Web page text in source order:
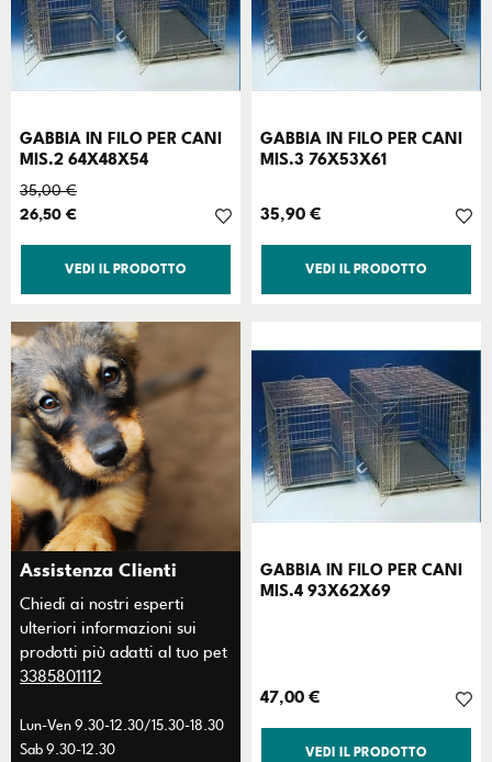
GABBIA IN FILO PER CANI
MIS.2 64X48X54
Prezzo base
35,00 €
Prezzo
26,50 €
VEDI IL PRODOTTO
GABBIA IN FILO PER CANI
MIS.3 76X53X61
Prezzo
35,90 €
VEDI IL PRODOTTO
Assistenza Clienti
Chiedi ai nostri esperti
ulteriori informazioni sui
prodotti più adatti al tuo pet
3385801112
Lun-Ven 9.30-12.30/15.30-18.30
Sab 9.30-12.30
GABBIA IN FILO PER CANI
MIS.4 93X62X69
Prezzo
47,00 €
VEDI IL PRODOTTO